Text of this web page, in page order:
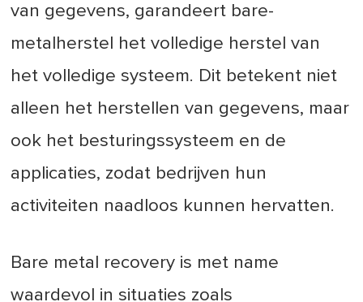
van gegevens, garandeert bare-
metalherstel het volledige herstel van
het volledige systeem. Dit betekent niet
alleen het herstellen van gegevens, maar
ook het besturingssysteem en de
applicaties, zodat bedrijven hun
activiteiten naadloos kunnen hervatten.
Bare metal recovery is met name
waardevol in situaties zoals